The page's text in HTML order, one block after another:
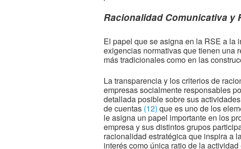
Racionalidad Comunicativa y
El papel que se asigna en la RSE a la
exigencias normativas que tienen una
más tradicionales como en las
La transparencia y los criterios de
empresas socialmente responsables
detallada posible sobre sus
de cuentas (12) que es uno de los
le asigna un papel importante en los
empresa y sus distintos grupos
racionalidad estratégica que inspira a
interés como única ratio de la actividad